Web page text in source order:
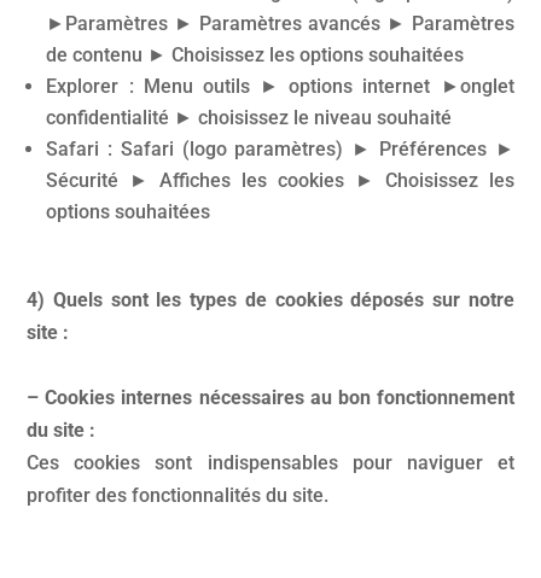
►Paramètres ► Paramètres avancés ► Paramètres
de contenu ► Choisissez les options souhaitées
Explorer : Menu outils ► options internet ►onglet
confidentialité ► choisissez le niveau souhaité
Safari : Safari (logo paramètres) ► Préférences ►
Sécurité ► Affiches les cookies ► Choisissez les
options souhaitées
4) Quels sont les types de cookies déposés sur notre
site :
– Cookies internes nécessaires au bon fonctionnement
du site :
Ces cookies sont indispensables pour naviguer et
profiter des fonctionnalités du site.